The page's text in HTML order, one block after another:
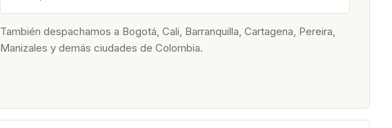
También despachamos a Bogotá, Cali, Barranquilla, Cartagena, Pereira,
Manizales y demás ciudades de Colombia.